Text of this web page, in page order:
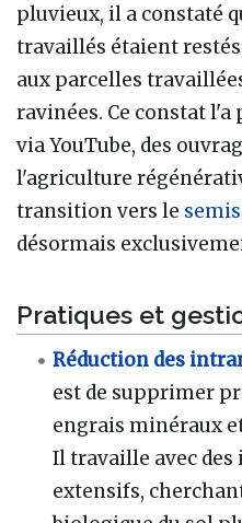
pluvieux, il a constaté
travaillés étaient
aux parcelles
ravinées. Ce constat l'a
via YouTube, des
l'agriculture
transition vers le
désormais
Pratiques et
Réduction des
est de supprimer
engrais minéraux
Il travaille avec
extensifs,